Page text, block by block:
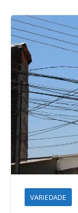
VARIEDADE